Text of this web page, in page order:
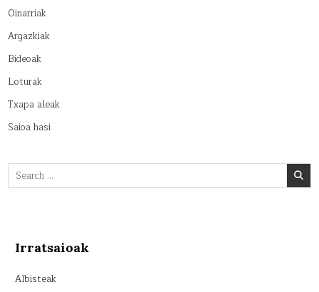
Oinarriak
Argazkiak
Bideoak
Loturak
Txapa aleak
Saioa hasi
Search
for:
Irratsaioak
Albisteak